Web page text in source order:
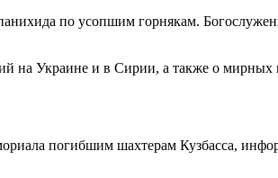
по усопшим горнякам.
на Украине и в Сирии, а также о
погибшим шахтерам Кузбасса,